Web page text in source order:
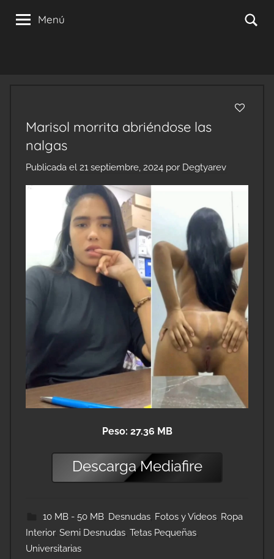
Menú
Marisol morrita abriéndose las
nalgas
Publicada el 21 septiembre, 2024 por Degtyarev
Peso: 27.36 MB
DescargaMediafire
10 MB - 50 MB, Desnudas, Fotos y Videos, Ropa
Interior, Semi Desnudas Tetas Pequeñas
Universitarias